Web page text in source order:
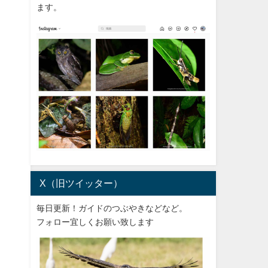
ます。
X（旧ツイッター）
毎日更新！ガイドのつぶやきなどなど。
フォロー宜しくお願い致します